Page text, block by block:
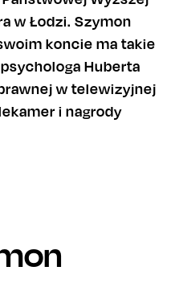
w Łodzi. Szymon
koncie ma takie
Huberta
w telewizyjnej
i nagrody